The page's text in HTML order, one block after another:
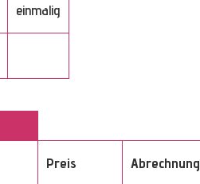
einmalig
Preis Abrechnung